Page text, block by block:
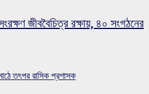
জীববৈচিত্র রক্ষায়, ৪০ সংগঠনের
তৎপর রাসিক প্রশাসক